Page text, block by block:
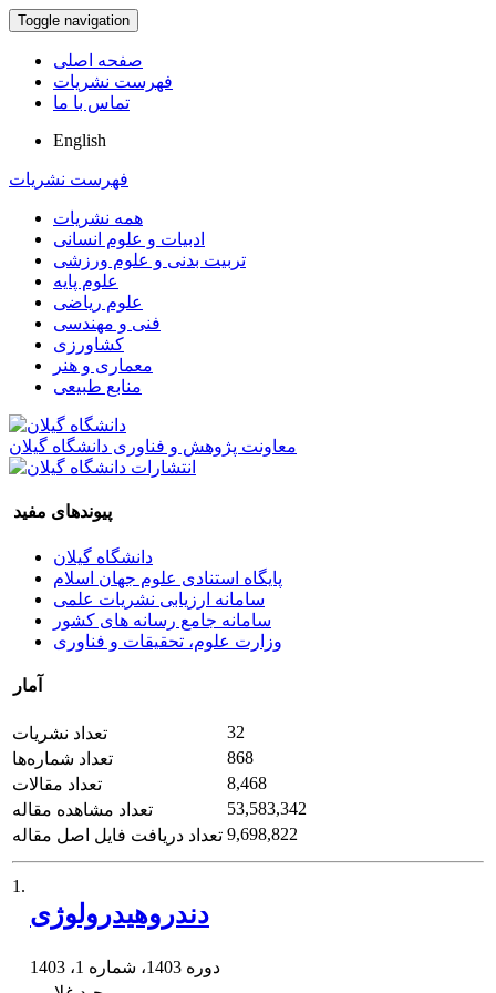
Toggle navigation
صفحه اصلی
فهرست نشریات
تماس با ما
English
فهرست نشریات
همه نشریات
ادبیات و علوم انسانی
تربیت بدنی و علوم ورزشی
علوم پایه
علوم ریاضی
فنی و مهندسی
کشاورزی
معماری و هنر
منابع طبیعی
معاونت پژوهش و فناوری دانشگاه گیلان
پیوندهای مفید
دانشگاه گیلان
پایگاه استنادی علوم جهان اسلام
سامانه ارزیابی نشریات علمی
سامانه جامع رسانه های کشور
وزارت علوم، تحقیقات و فناوری
آمار
تعداد نشریات
32
تعداد شماره‌ها
868
تعداد مقالات
8,468
تعداد مشاهده مقاله
53,583,342
تعداد دریافت فایل اصل مقاله 9,698,822
1.
دندروهیدرولوژی
دوره 1403، شماره 1، 1403